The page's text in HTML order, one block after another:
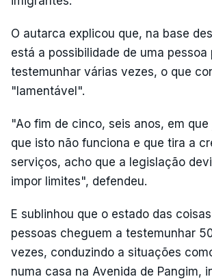
O autarca explicou que, na base
está a possibilidade de uma pessoa
testemunhar várias vezes, o que
"lamentável".
"Ao fim de cinco, seis anos, em
que isto não funciona e que tira a
serviços, acho que a legislação
impor limites", defendeu.
E sublinhou que o estado das
pessoas cheguem a testemunhar
vezes, conduzindo a situações
numa casa na Avenida de Pangim,